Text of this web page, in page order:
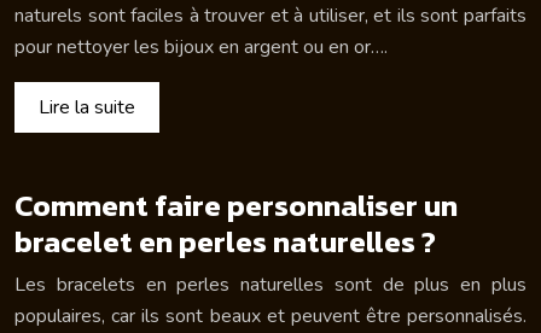
naturels sont faciles à trouver et à utiliser, et ils sont parfaits
pour nettoyer les bijoux en argent ou en or….
Lire la suite
Comment faire personnaliser un
bracelet en perles naturelles ?
Les bracelets en perles naturelles sont de plus en plus
populaires, car ils sont beaux et peuvent être personnalisés.